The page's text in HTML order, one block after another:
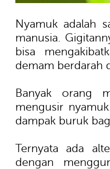
Nyamuk adalah
manusia.
bisa
demam berdarah
Banyak orang
mengusir
dampak buruk
Ternyata ada
dengan